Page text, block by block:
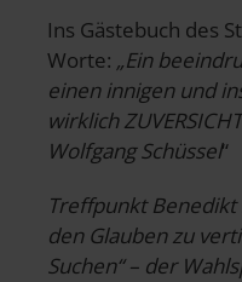
Ins Gästebuch des
Worte: „Ein
einen innigen und
wirklich
Wolfgang Schüssel“
Treffpunkt
den Glauben zu
Suchen“ – der